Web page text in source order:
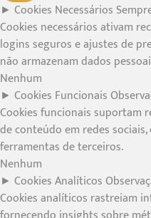
► Cookies Necessários
Cookies necessários ativam
logins seguros e ajustes de
não armazenam dados
Nenhum
► Cookies Funcionais
Cookies funcionais suportam
de conteúdo em redes
ferramentas de terceiros.
Nenhum
► Cookies Analíticos
Cookies analíticos rastreiam